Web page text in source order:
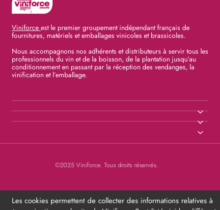
Viniforce est le premier groupement indépendant français de
fournitures, matériels et emballages vinicoles et brassicoles.
Nous accompagnons nos adhérents et distributeurs à servir tous les
professionnels du vin et de la boisson, de la plantation jusqu’au
conditionnement en passant par la réception des vendanges, la
vinification et l’emballage.
©2025 Viniforce. Tous droits réservés.
Les cookies permettent de collecter des informations relatives à